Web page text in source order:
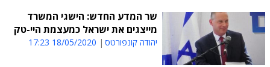
שר המדע החדש: הישגי המשרד
מייצגים את ישראל כמעצמת היי-טק
יהודה קונפורטס 18/05/2020 17:23